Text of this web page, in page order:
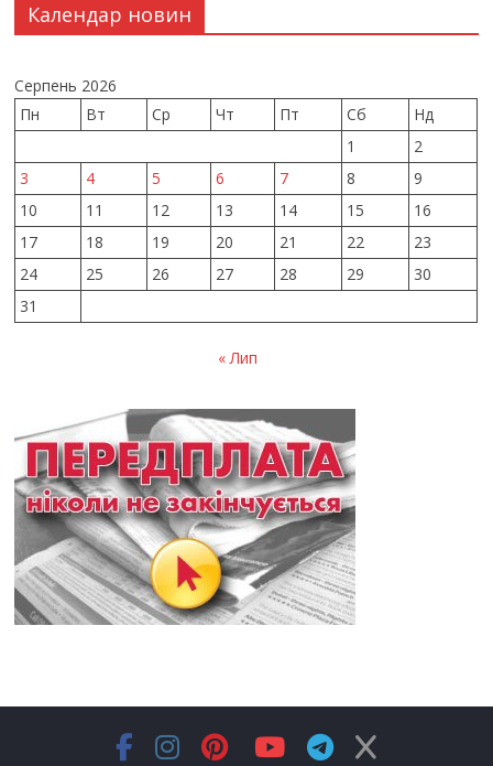
Календар новин
Серпень 2026
Пн
Вт Ср Чт Пт Сб
Нд
1
2
3
4 5 6 7 8
9
10
11 12 13 14 15
16
17
18 19 20 21 22
23
24
25 26 27 28 29
30
31
« Лип